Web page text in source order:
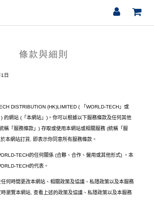
條款與細則
1 日
DISTRIBUTION (HK)LIMITED ( 「WORLD-TECH」或
) 的網站 ( 「本網站」 ) 。你可以根據以下服務條款及任何其他
稱「服務條款」 ) 存取或使用本網站或相關服務 (統稱「服
本網站訂貨 即表示你同意所有服務條款。
TECH的任何關係 (合夥、合作、僱用或其他形式) 。本
TECH的代表。
任何時間更改本網站、相關政策及協議、私隱政策以及本服務
瀏覽本網站 查看上述的政策及協議、私隱政策以及本服務